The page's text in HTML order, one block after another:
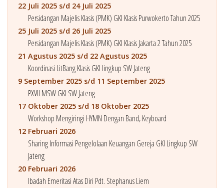
22 Juli 2025 s/d 24 Juli 2025
Persidangan Majelis Klasis (PMK) GKI Klasis Purwokerto Tahun 2025
25 Juli 2025 s/d 26 Juli 2025
Persidangan Majelis Klasis (PMK) GKI Klasis Jakarta 2 Tahun 2025
21 Agustus 2025 s/d 22 Agustus 2025
Koordinasi LitBang Klasis GKI lingkup SW Jateng
9 September 2025 s/d 11 September 2025
PXVII MSW GKI SW Jateng
17 Oktober 2025 s/d 18 Oktober 2025
Workshop Mengiringi HYMN Dengan Band, Keyboard
12 Februari 2026
Sharing Informasi Pengelolaan Keuangan Gereja GKI Lingkup SW
Jateng
20 Februari 2026
Ibadah Emeritasi Atas Diri Pdt. Stephanus Liem